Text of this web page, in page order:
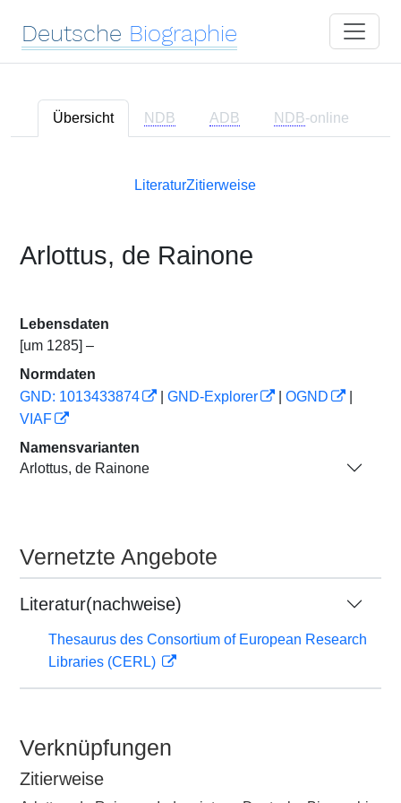
Deutsche Biographie
Übersicht NDB ADB NDB-online
LiteraturZitierweise
Arlottus, de Rainone
Lebensdaten
[um 1285] –
Normdaten
GND: 1013433874
GND-Explorer OGND
VIAF
Namensvarianten
Arlottus, de Rainone
Vernetzte Angebote
Literatur(nachweise)
Thesaurus des Consortium of European Research
Libraries (CERL)
Verknüpfungen
Zitierweise